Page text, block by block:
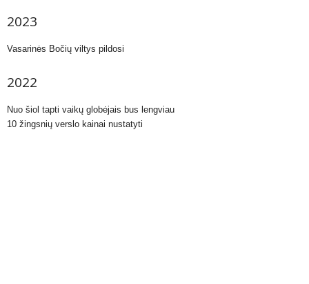
2023
Vasarinės Bočių viltys pildosi
2022
Nuo šiol tapti vaikų globėjais bus lengviau
10 žingsnių verslo kainai nustatyti